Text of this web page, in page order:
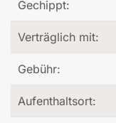
Gechippt:
Verträglich mit:
Gebühr:
Aufenthaltsort: